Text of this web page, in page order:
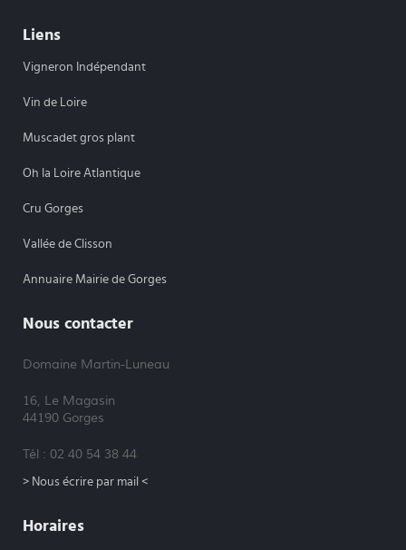
Liens
Vigneron Indépendant
Vin de Loire
Muscadet gros plant
Oh la Loire Atlantique
Cru Gorges
Vallée de Clisson
Annuaire Mairie de Gorges
Nous contacter
Domaine Martin-Luneau
16, Le Magasin
44190 Gorges
Tél : 02 40 54 38 44
> Nous écrire par mail <
Horaires